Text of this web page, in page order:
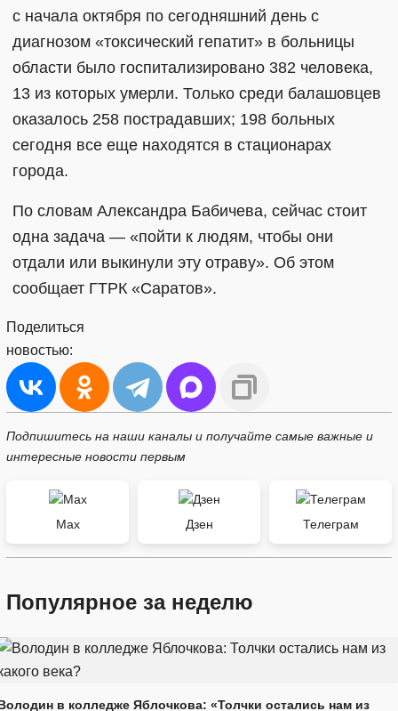
с начала октября по сегодняшний день с
диагнозом «токсический гепатит» в больницы
области было госпитализировано 382 человека,
13 из которых умерли. Только среди балашовцев
оказалось 258 пострадавших; 198 больных
сегодня все еще находятся в стационарах
города.
По словам Александра Бабичева, сейчас стоит
одна задача — «пойти к людям, чтобы они
отдали или выкинули эту отраву». Об этом
сообщает ГТРК «Саратов».
Поделиться
новостью:
Подпишитесь на наши каналы и получайте самые важные и
интересные новости первым
Max Дзен Телеграм
Популярное за неделю
в колледже Яблочкова: «Толчки остались нам из